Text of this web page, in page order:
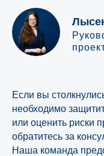
Если вы
необходимо
или оценить риски
обратитесь за
Наша команда
ask@ytc.legal
Мы в социальных сетях
Скачать
Спецпроект: